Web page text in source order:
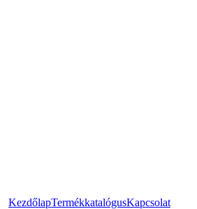
KezdőlapTermékkatalógusKapcsolat